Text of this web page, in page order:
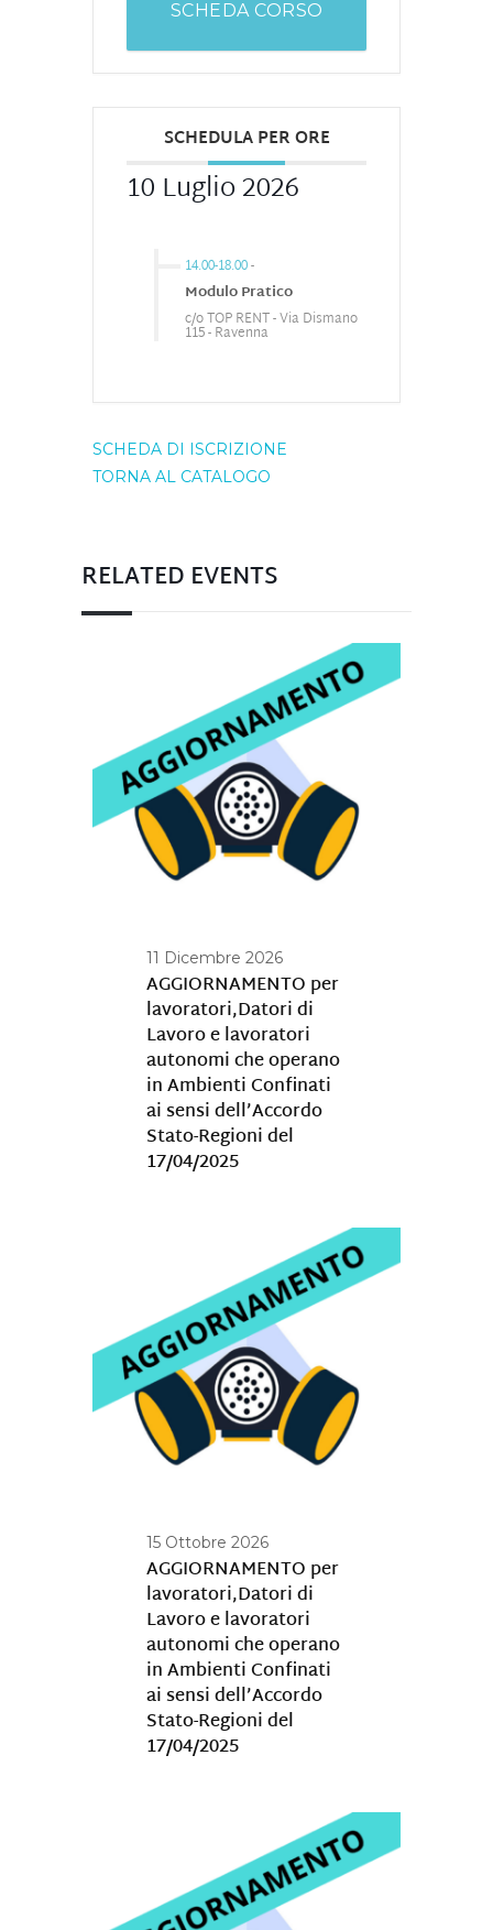
SCHEDA CORSO
SCHEDULA PER ORE
10 Luglio 2026
14.00-18.00-
Modulo Pratico
c/o TOP RENT - Via Dismano
115 - Ravenna
SCHEDA DI ISCRIZIONE
TORNA AL CATALOGO
RELATED EVENTS
11 Dicembre 2026
AGGIORNAMENTO per
lavoratori,Datori di
Lavoro e lavoratori
autonomi che operano
in Ambienti Confinati
ai sensi dell’Accordo
Stato-Regioni del
17/04/2025
15 Ottobre 2026
AGGIORNAMENTO per
lavoratori,Datori di
Lavoro e lavoratori
autonomi che operano
in Ambienti Confinati
ai sensi dell’Accordo
Stato-Regioni del
17/04/2025